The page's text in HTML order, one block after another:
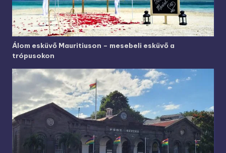
Álom esküvő Mauritiuson – mesebeli esküvő a
trópusokon